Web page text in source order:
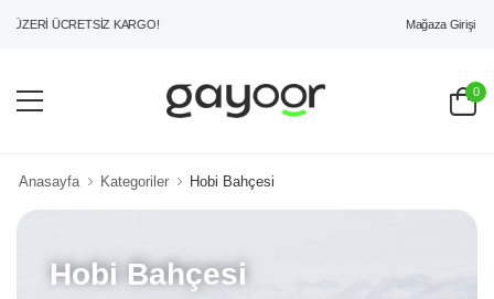
ÜCRETSİZ KARGO! Mağaza Girişi
0
Anasayfa Kategoriler Hobi Bahçesi
Hobi Bahçesi